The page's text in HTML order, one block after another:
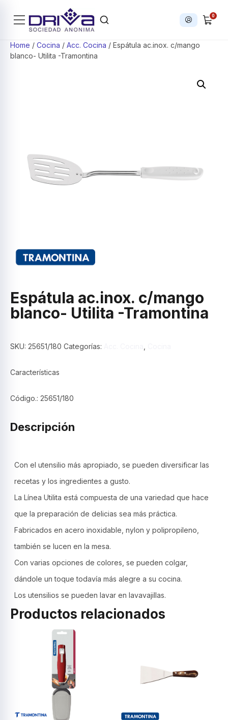
Iniciar
0
Home / Cocina / Acc. Cocina / Espátula ac.inox. c/mango
blanco- Utilita -Tramontina
Espátula ac.inox. c/mango
blanco- Utilita -Tramontina
SKU: 25651/180 Categorías:
Características
Código.: 25651/180
Descripción
Con el utensilio más apropiado, se pueden diversificar las
recetas y los ingredientes a gusto.
La Línea Utilita está compuesta de una variedad que hace
que la preparación de delicias sea más práctica.
Fabricados en acero inoxidable, nylon y polipropileno,
también se lucen en la mesa.
Con varias opciones de colores, se pueden colgar,
dándole un toque todavía más alegre a su cocina.
Los utensilios se pueden lavar en lavavajillas.
Productos relacionados